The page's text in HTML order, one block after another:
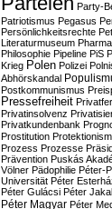
Party-
Patriotismus Pegasus
Persönlichkeitsrechte
Literaturmuseum
Philosophie Pipeline PiS
Krieg Polen Polizei
Abhörskandal
Postkommunismus
Pressefreiheit
Privatinsolvenz
Privatkundenbank
Prostitution
Prozess Prozesse
Prävention Puskás
Völner Pädophilie Péter-
Universität Péter
Péter Gulácsi Péter
Péter Magyar Péter